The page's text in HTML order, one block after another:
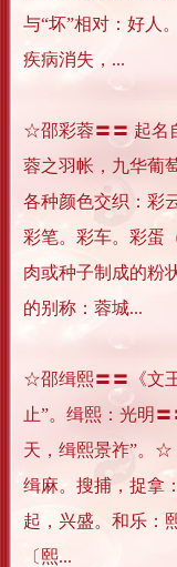
与“坏”相对：好人
疾病消失，...
☆邵彩蓉〓〓 起名
蓉之羽帐，九华
各种颜色交织：彩
彩笔。彩车。彩蛋
肉或种子制成的粉
的别称：蓉城...
☆邵缉熙〓〓《文
止”。缉熙：光明
天，缉熙景祚”。
缉麻。搜捕，捉拿
起，兴盛。和乐：
〔熙...